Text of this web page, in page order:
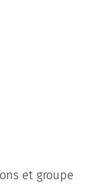
et groupe